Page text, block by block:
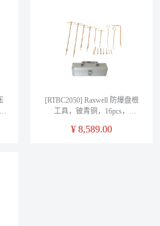
[RTBC2050] Raxwell 防爆盘根
工具，铍青铜，16pcs，
¥8,589.00